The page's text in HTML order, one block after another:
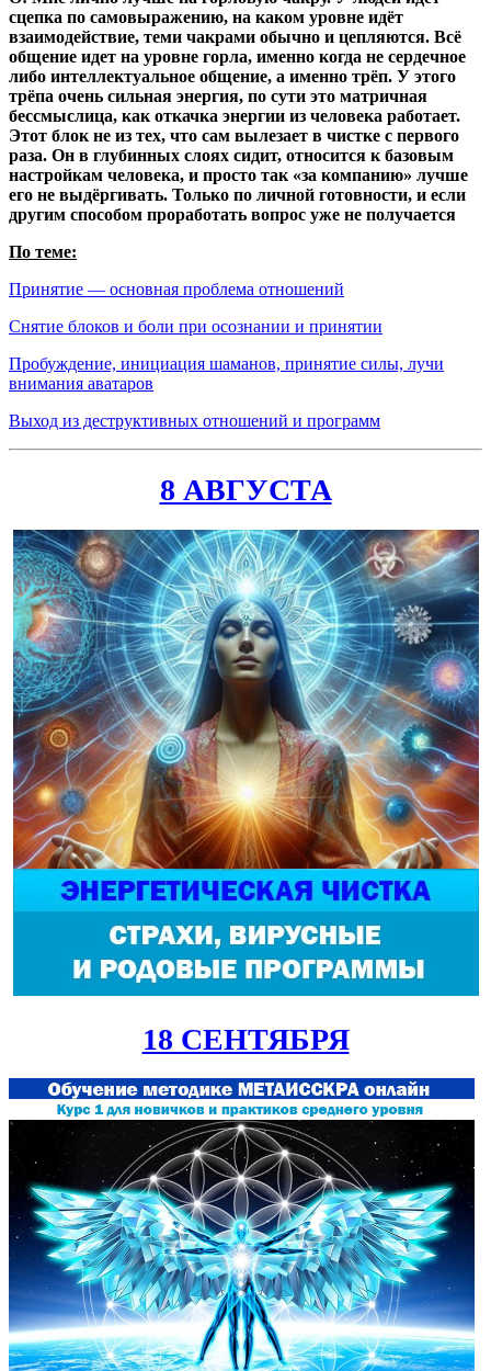
сцепка по самовыражению, на каком уровне идёт
взаимодействие, теми чакрами обычно и цепляются. Всё
общение идет на уровне горла, именно когда не сердечное
либо интеллектуальное общение, а именно трёп. У этого
трёпа очень сильная энергия, по сути это матричная
бессмыслица, как откачка энергии из человека работает.
Этот блок не из тех, что сам вылезает в чистке с первого
раза. Он в глубинных слоях сидит, относится к базовым
настройкам человека, и просто так «за компанию» лучше
его не выдёргивать. Только по личной готовности, и если
другим способом проработать вопрос уже не получается
По теме:
Принятие — основная проблема отношений
Снятие блоков и боли при осознании и принятии
Пробуждение, инициация шаманов, принятие силы, лучи
внимания аватаров
Выход из деструктивных отношений и программ
8 АВГУСТА
18 СЕНТЯБРЯ